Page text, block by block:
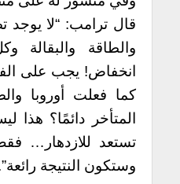
قال ترامب: “لا يوجد
والطاقة والبقالة
انخفاض! يجب على
كما فعلت أوروبا
المتأخر دائمًا؟ هذا
تستعد للازدهار…
وستكون النتيجة